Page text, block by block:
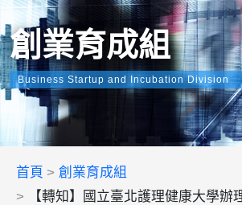
創業育成組
Business Startup and Incubation Division
首頁
創業育成組
【轉知】國立臺北護理健康大學辦